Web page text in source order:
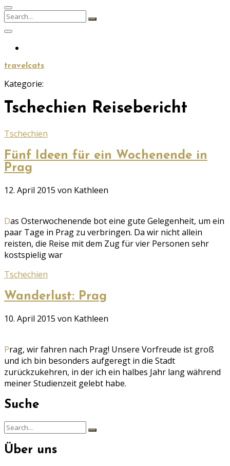
Search
Search
travelcats
Kategorie:
Tschechien Reisebericht
Tschechien
Fünf Ideen für ein Wochenende in
Prag
Geschrieben
12. April 2015 von Kathleen
Das Osterwochenende bot eine gute Gelegenheit, um ein
paar Tage in Prag zu verbringen. Da wir nicht allein
reisten, die Reise mit dem Zug für vier Personen sehr
kostspielig war
Tschechien
Wanderlust: Prag
Geschrieben
10. April 2015 von Kathleen
Prag, wir fahren nach Prag! Unsere Vorfreude ist groß
und ich bin besonders aufgeregt in die Stadt
zurückzukehren, in der ich ein halbes Jahr lang während
meiner Studienzeit gelebt habe.
Suche
Search
Search
Über uns